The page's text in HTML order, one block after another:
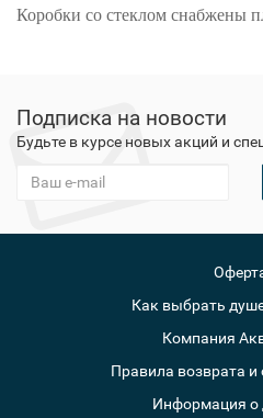
Коробки со стеклом снабжены
Подписка на новости
Будьте в курсе новых акций и
Как выбрать
Компания
Правила возврата и
Информация о